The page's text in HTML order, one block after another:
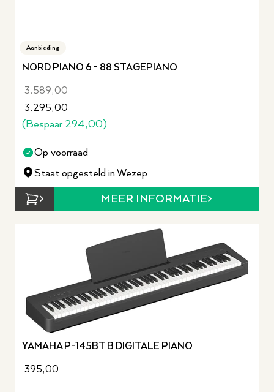
Aanbieding
NORD PIANO 6 - 88 STAGEPIANO
3.589,00
3.295,00
(Bespaar 294,00)
Op voorraad
Staat opgesteld in Wezep
MEER INFORMATIE
YAMAHA P-145BT B DIGITALE PIANO
395,00